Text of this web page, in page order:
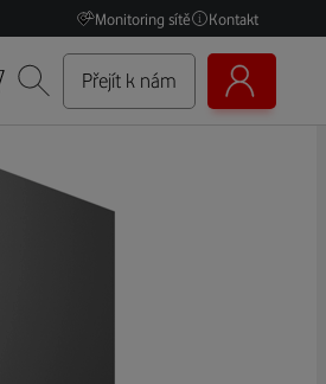
Monitoring sítě Kontakt
Přejít k nám